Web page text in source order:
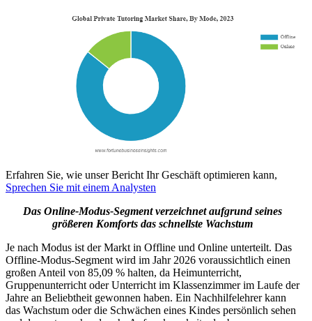
Erfahren Sie, wie unser Bericht Ihr Geschäft optimieren kann,
Sprechen Sie mit einem Analysten
Das Online-Modus-Segment verzeichnet aufgrund seines
größeren Komforts das schnellste Wachstum
Je nach Modus ist der Markt in Offline und Online unterteilt. Das
Offline-Modus-Segment wird im Jahr 2026 voraussichtlich einen
großen Anteil von 85,09 % halten, da Heimunterricht,
Gruppenunterricht oder Unterricht im Klassenzimmer im Laufe der
Jahre an Beliebtheit gewonnen haben. Ein Nachhilfelehrer kann
das Wachstum oder die Schwächen eines Kindes persönlich sehen